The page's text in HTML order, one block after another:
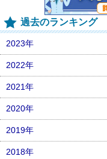
過去のランキング
2023年
2022年
2021年
2020年
2019年
2018年